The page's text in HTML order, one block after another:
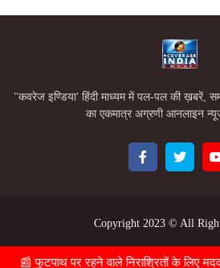
"कवरेज इण्डिया' हिंदी माध्यम में पल-पल की ख़बरें,
का एकमात्र अग्रणी आनलाइन
Copyright 2023 © All
फुटपाथ पर रहने वाले निराश्रितों के लिए मदद